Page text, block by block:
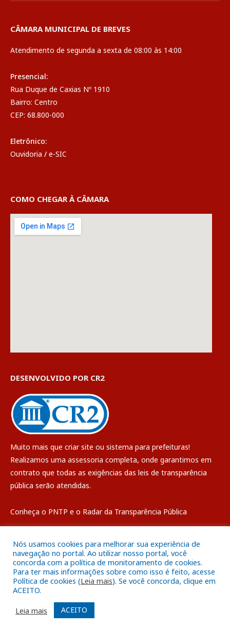
CÂMARA MUNICIPAL DE BREVES
Atendimento de segunda a sexta de 08:00 às 14:00
Presencial:
Rua Duque de Caxias Nº 1910
Bairro: Centro
CEP: 68.800-000
Eletrônico:
Ouvidoria / e-SIC
COMO CHEGAR À CÂMARA
DESENVOLVIDO POR CR2
Muito mais que criar site ou sistema para prefeituras!
Realizamos uma assessoria completa, onde garantimos em
contrato que todas as exigências das leis de transparência
pública serão atendidas.
Conheça o PNTP e o Radar da Transparência Pública
Todos os direitos reservados a Câmara Municipal de Breves
Mapa do Site
Acessar o Webmail
Nós usamos cookies para melhorar sua experiência de
navegação no portal. Ao utilizar nosso portal, você
concorda com a política de monitoramento de cookies.
Para ter mais informações sobre como isso é feito, acesse
Política de cookies (Leia mais). Se você concorda, clique em
ACEITO.
Leia mais
ACEITO